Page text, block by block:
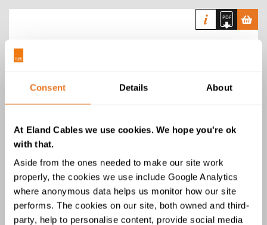
Consent Details About
At Eland Cables we use cookies. We hope you're ok
with that.
Aside from the ones needed to make our site work
properly, the cookies we use include Google Analytics
where anonymous data helps us monitor how our site
performs. The cookies on our site, both owned and third-
party, help to personalise content, provide social media